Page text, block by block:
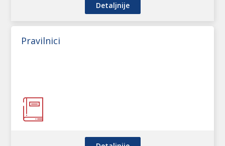
Detaljnije
Pravilnici